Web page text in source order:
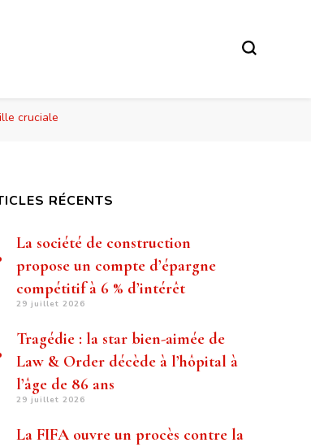
cruciale
RÉCENTS
La société de construction
propose un compte d’épargne
compétitif à 6 % d’intérêt
29 juillet 2026
Tragédie : la star bien-aimée de
Law & Order décède à l’hôpital à
l’âge de 86 ans
29 juillet 2026
La FIFA ouvre un procès contre la